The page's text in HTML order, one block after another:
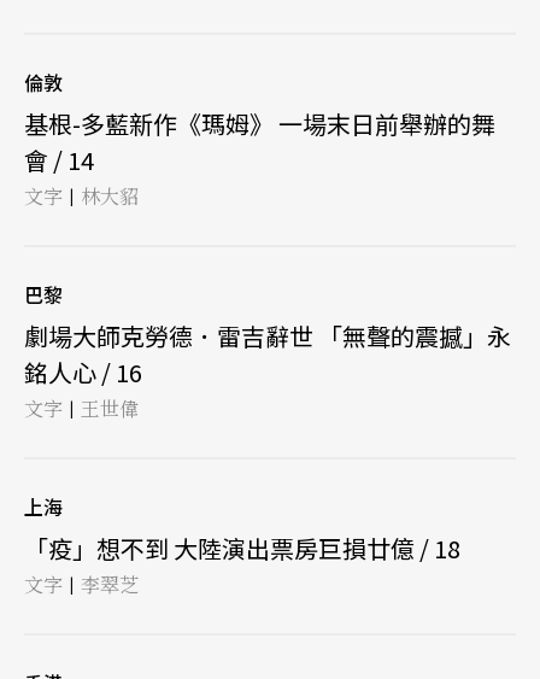
倫敦
基根-多藍新作《瑪姆》 一場末日前舉辦的舞
會 / 14
文字 | 林大貂
巴黎
劇場大師克勞德．雷吉辭世 「無聲的震撼」永
銘人心 / 16
文字 | 王世偉
上海
「疫」想不到 大陸演出票房巨損廿億 / 18
文字 | 李翠芝